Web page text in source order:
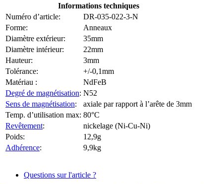
Informations techniques
Numéro d’article:
DR-035-022-3-N
Forme:
Anneaux
Diamètre extérieur:
35mm
Diamètre intérieur:
22mm
Hauteur:
3mm
Tolérance:
+/-0,1mm
Matériau :
NdFeB
Degré de magnétisation: N52
Sens de magnétisation:
axiale par rapport à l’arête de 3mm
Temp. d’utilisation max: 80°C
Revêtement:
nickelage (Ni-Cu-Ni)
Poids:
12,9g
Adhérence: 9,9kg
Questions sur l'article ?